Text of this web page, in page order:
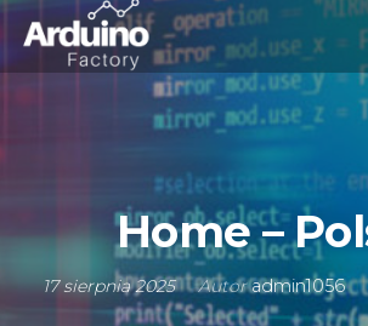
Home –
17 sierpnia 2025 Autoradmin1056